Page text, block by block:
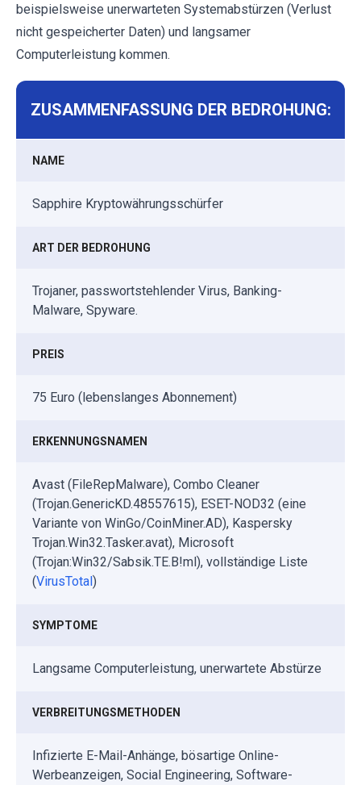
beispielsweise unerwarteten Systemabstürzen (Verlust
nicht gespeicherter Daten) und langsamer
Computerleistung kommen.
ZUSAMMENFASSUNG DER BEDROHUNG:
NAME
Sapphire Kryptowährungsschürfer
ART DER BEDROHUNG
Trojaner, passwortstehlender Virus, Banking-
Malware, Spyware.
PREIS
75 Euro (lebenslanges Abonnement)
ERKENNUNGSNAMEN
Avast (FileRepMalware), Combo Cleaner
(Trojan.GenericKD.48557615), ESET-NOD32 (eine
Variante von WinGo/CoinMiner.AD), Kaspersky
Trojan.Win32.Tasker.avat), Microsoft
(Trojan:Win32/Sabsik.TE.B!ml), vollständige Liste
(VirusTotal)
SYMPTOME
Langsame Computerleistung, unerwartete Abstürze
VERBREITUNGSMETHODEN
Infizierte E-Mail-Anhänge, bösartige Online-
Werbeanzeigen, Social Engineering, Software-